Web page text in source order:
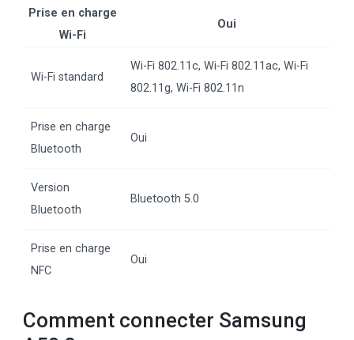
Prise en charge
Wi-Fi
Oui
Wi-Fi standard
Wi-Fi 802.11c, Wi-Fi 802.11ac, Wi-Fi
802.11g, Wi-Fi 802.11n
Prise en charge
Bluetooth
Oui
Version
Bluetooth
Bluetooth 5.0
Prise en charge
NFC
Oui
Comment connecter Samsung